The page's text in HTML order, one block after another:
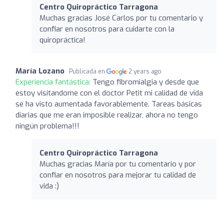
Centro Quiropráctico Tarragona
Muchas gracias José Carlos por tu comentario y
confiar en nosotros para cuidarte con la
quiropráctica!
María Lozano Publicada en 2 years ago
Experiencia fantástica: Tengo fibromialgia y desde que
estoy visitandome con el doctor Petit mi calidad de vida
se ha visto aumentada favorablemente. Tareas básicas
diarias que me eran imposible realizar, ahora no tengo
ningún problema!!!
Centro Quiropráctico Tarragona
Muchas gracias María por tu comentario y por
confiar en nosotros para mejorar tu calidad de
vida :)